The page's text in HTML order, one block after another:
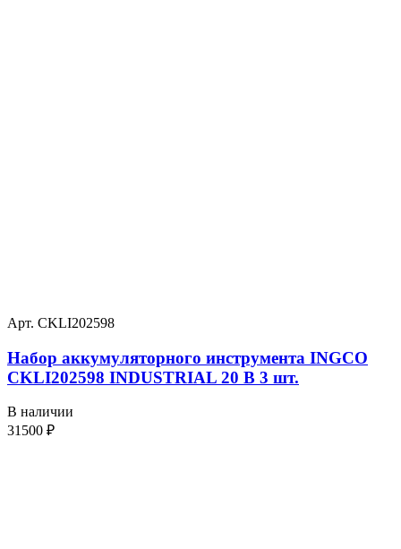
Арт. CKLI202598
Набор аккумуляторного инструмента INGCO
CKLI202598 INDUSTRIAL 20 В 3 шт.
В наличии
31500 ₽